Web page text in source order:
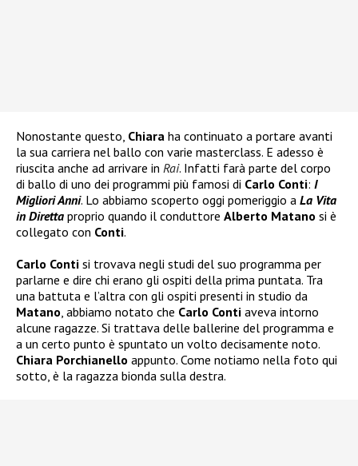
Nonostante questo, Chiara ha continuato a portare avanti
la sua carriera nel ballo con varie masterclass. E adesso è
riuscita anche ad arrivare in Rai. Infatti farà parte del corpo
di ballo di uno dei programmi più famosi di Carlo Conti: I
Migliori Anni. Lo abbiamo scoperto oggi pomeriggio a La Vita
in Diretta proprio quando il conduttore Alberto Matano si è
collegato con Conti.
Carlo Conti si trovava negli studi del suo programma per
parlarne e dire chi erano gli ospiti della prima puntata. Tra
una battuta e l’altra con gli ospiti presenti in studio da
Matano, abbiamo notato che Carlo Conti aveva intorno
alcune ragazze. Si trattava delle ballerine del programma e
a un certo punto è spuntato un volto decisamente noto.
Chiara Porchianello appunto. Come notiamo nella foto qui
sotto, è la ragazza bionda sulla destra.